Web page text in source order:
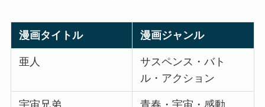
漫画タイトル 漫画ジャンル
亜人
サスペンス・バト
ル・アクション